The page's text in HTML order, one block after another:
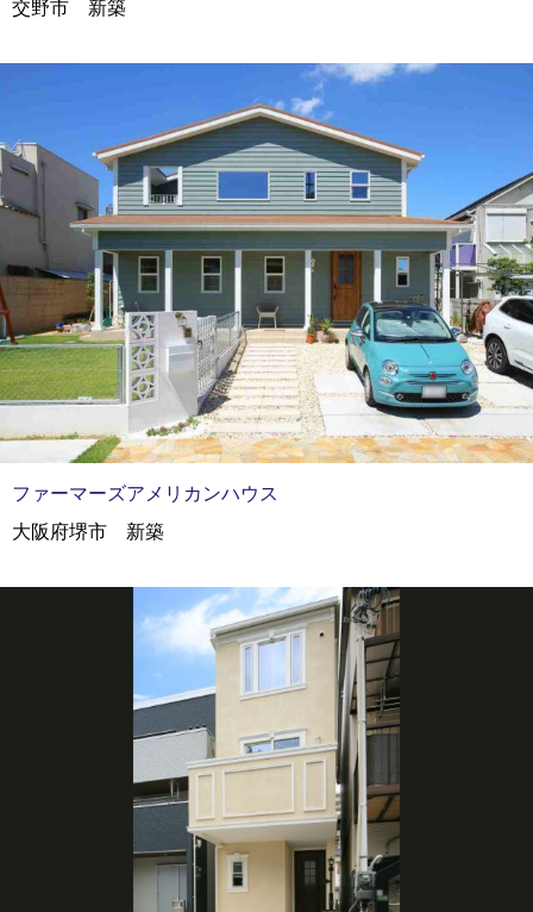
交野市 新築
ファーマーズアメリカンハウス
大阪府堺市 新築